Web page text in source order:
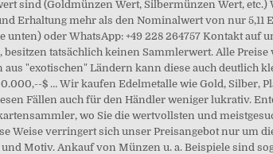
sind (Goldmünzen Wert, Silbermünzen Wert,
Erhaltung mehr als den Nominalwert von nur 5,11
oder WhatsApp: +49 228 264757 Kontakt
tatsächlich keinen Sammlerwert. Alle
aus "exotischen" Ländern kann diese auch deutlich
$ … Wir kaufen Edelmetalle wie Gold, Silber,
Fällen auch für den Händler weniger lukrativ.
wo Sie die wertvollsten und
Weise verringert sich unser Preisangebot nur
Motiv. Ankauf von Münzen u. a. Beispiele sind